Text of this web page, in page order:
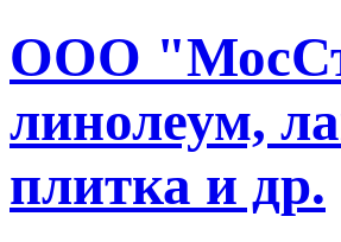
ООО
линолеум,
плитка и др.